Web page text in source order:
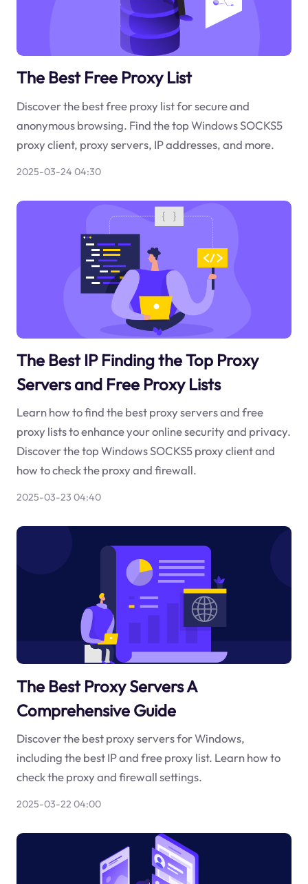
The Best Free Proxy List
Discover the best free proxy list for secure and
anonymous browsing. Find the top Windows SOCKS5
proxy client, proxy servers, IP addresses, and more.
2025-03-24 04:30
The Best IP Finding the Top Proxy
Servers and Free Proxy Lists
Learn how to find the best proxy servers and free
proxy lists to enhance your online security and privacy.
Discover the top Windows SOCKS5 proxy client and
how to check the proxy and firewall.
2025-03-23 04:40
The Best Proxy Servers A
Comprehensive Guide
Discover the best proxy servers for Windows,
including the best IP and free proxy list. Learn how to
check the proxy and firewall settings.
2025-03-22 04:00